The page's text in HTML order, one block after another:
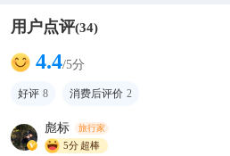
用户点评(34)
4.4/5分
好评 8 消费后评价 2
彪标 旅行家
5分超棒